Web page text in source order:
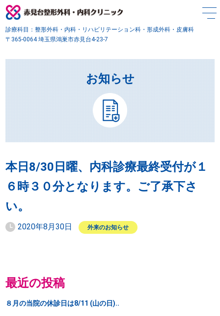
診療科目：整形外科・内科・リハビリテーション科・形成外科・皮膚科
〒365-0064 埼玉県鴻巣市赤見台4-23-7
お知らせ
本日8/30日曜、内科診療最終受付が１
６時３０分となります。ご了承下さ
い。
2020年8月30日 外来のお知らせ
最近の投稿
８月の当院の休診日は8/11 (山の日)..